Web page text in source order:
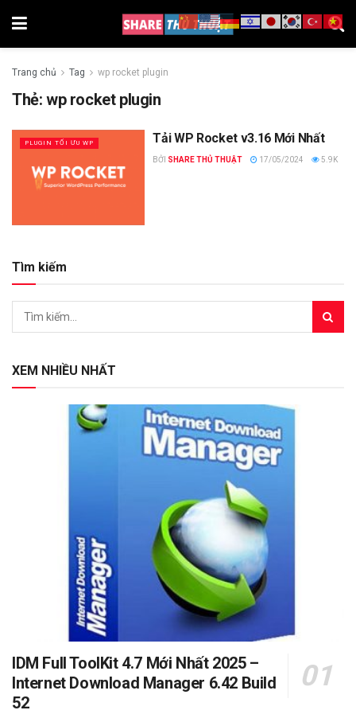
Trang chủ Tag wp rocket plugin
Thẻ:wp rocket plugin
PLUGIN TỐI ƯU WP Tải WP Rocket v3.16 Mới Nhất
BỞI SHARE THỦ THUẬT 17/05/2024 5.9K
Tìm kiếm
XEM NHIỀU NHẤT
IDM Full ToolKit 4.7 Mới Nhất 2025 –
Internet Download Manager 6.42 Build
52